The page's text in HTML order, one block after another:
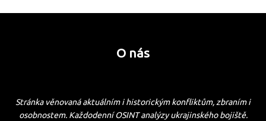
O nás
Stránka věnovaná aktuálním i historickým konfliktům, zbraním i
osobnostem. Každodenní OSINT analýzy ukrajinského bojiště.